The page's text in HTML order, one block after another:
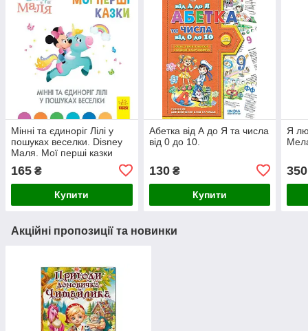
Мінні та єдиноріг Лілі у
пошуках веселки. Disney
Маля. Мої перші казки
165 ₴
Купити
Абетка від А до Я та числа
від 0 до 10.
130₴
Купити
Я
350
Акційні пропозиції та новинки